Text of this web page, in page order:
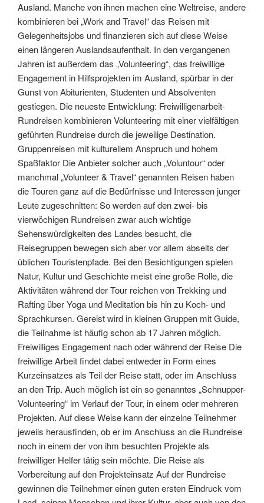
Ausland. Manche von ihnen machen eine Weltreise, andere
kombinieren bei „Work and Travel“ das Reisen mit
Gelegenheitsjobs und finanzieren sich auf diese Weise
einen längeren Auslandsaufenthalt. In den vergangenen
Jahren ist außerdem das „Volunteering“, das freiwillige
Engagement in Hilfsprojekten im Ausland, spürbar in der
Gunst von Abiturienten, Studenten und Absolventen
gestiegen. Die neueste Entwicklung: Freiwilligenarbeit-
Rundreisen kombinieren Volunteering mit einer vielfältigen
geführten Rundreise durch die jeweilige Destination.
Gruppenreisen mit kulturellem Anspruch und hohem
Spaßfaktor Die Anbieter solcher auch „Voluntour“ oder
manchmal „Volunteer & Travel“ genannten Reisen haben
die Touren ganz auf die Bedürfnisse und Interessen junger
Leute zugeschnitten: So werden auf den zwei- bis
vierwöchigen Rundreisen zwar auch wichtige
Sehenswürdigkeiten des Landes besucht, die
Reisegruppen bewegen sich aber vor allem abseits der
üblichen Touristenpfade. Bei den Besichtigungen spielen
Natur, Kultur und Geschichte meist eine große Rolle, die
Aktivitäten während der Tour reichen von Trekking und
Rafting über Yoga und Meditation bis hin zu Koch- und
Sprachkursen. Gereist wird in kleinen Gruppen mit Guide,
die Teilnahme ist häufig schon ab 17 Jahren möglich.
Freiwilliges Engagement nach oder während der Reise Die
freiwillige Arbeit findet dabei entweder in Form eines
Kurzeinsatzes als Teil der Reise statt, oder im Anschluss
an den Trip. Auch möglich ist ein so genanntes „Schnupper-
Volunteering“ im Verlauf der Tour, in einem oder mehreren
Projekten. Auf diese Weise kann der einzelne Teilnehmer
jeweils herausfinden, ob er im Anschluss an die Rundreise
noch in einem der von ihm besuchten Projekte als
freiwilliger Helfer tätig sein möchte. Die Reise als
Vorbereitung auf den Projekteinsatz Auf der Rundreise
gewinnen die Teilnehmer einen guten ersten Eindruck vom